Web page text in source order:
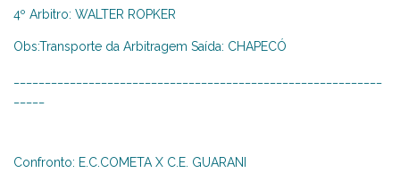
4º Arbitro: WALTER ROPKER
Obs:Transporte da Arbitragem Saída: CHAPECÓ
Confronto: E.C.COMETA X C.E. GUARANI